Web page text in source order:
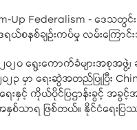
Up Federalism - ဒေသတွ
စနစ်ချဉ်းကပ်မှု လမ်းကြော
၂၀၂၀ ရွေးကောက်ခံများအစုအ
၃ မှာ ရေးဆွဲအတည်ပြုပြီး
ရေးနှင့် ကိုယ်ပိုင်ပြဌာန်းခွင့် အ
နှစ်သာရ ဖြစ်တယ်။ နိုင်ငံရေး